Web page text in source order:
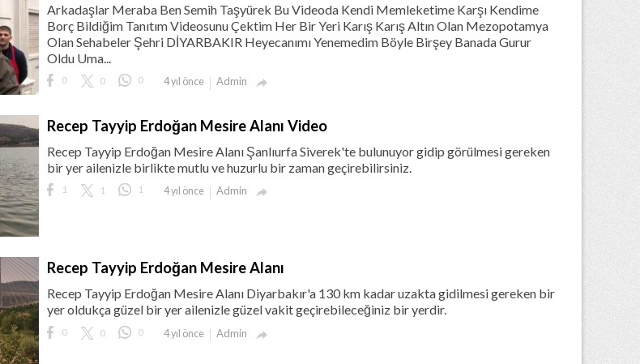
Arkadaşlar Meraba Ben Semih Taşyürek Bu Videoda Kendi Memleketime Karşı Kendime
Borç Bildiğim Tanıtım Videosunu Çektim Her Bir Yeri Karış Karış Altın Olan Mezopotamya
Olan Sehabeler Şehri DİYARBAKIR Heyecanımı Yenemedim Böyle Birşey Banada Gurur
Oldu Uma...
0 0 0 4 yıl önce Admin 
Recep Tayyip Erdoğan Mesire Alanı Video
Recep Tayyip Erdoğan Mesire Alanı Şanlıurfa Siverek'te bulunuyor gidip görülmesi gereken
bir yer ailenizle birlikte mutlu ve huzurlu bir zaman geçirebilirsiniz.
1 1 1 4 yıl önce Admin 
Recep Tayyip Erdoğan Mesire Alanı
Recep Tayyip Erdoğan Mesire Alanı Diyarbakır'a 130 km kadar uzakta gidilmesi gereken bir
yer oldukça güzel bir yer ailenizle güzel vakit geçirebileceğiniz bir yerdir.
0 0 0 4 yıl önce Admin 